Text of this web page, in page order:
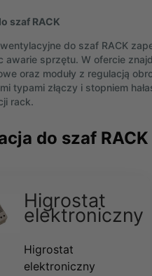
szaf RACK
do szaf RACK
awarie sprzętu. W ofercie
oraz moduły z regulacją
typami złączy i stopniem
rack.
do szaf RACK
Higrostat
elektroniczny
Higrostat
elektroniczny